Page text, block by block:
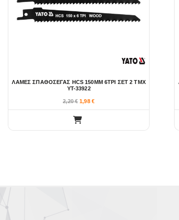
ΛΑΜΕΣ ΣΠΑΘΟΣΕΓΑΣ HCS 150MM 6TPI ΣΕΤ 2 ΤΜΧ
YT-33922
2,20€ 1,98 €